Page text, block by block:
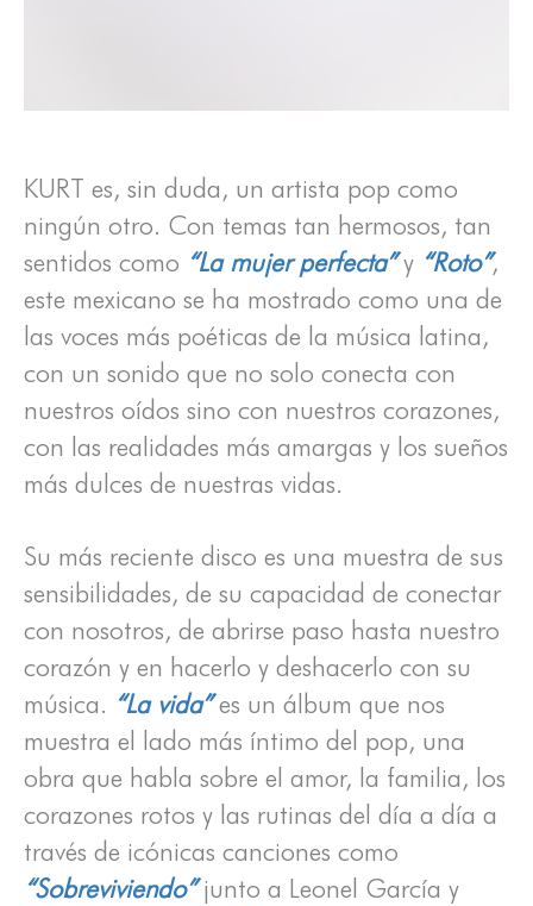
KURT es, sin duda, un artista pop como
ningún otro. Con temas tan hermosos, tan
sentidos como “La mujer perfecta”y “Roto”,
este mexicano se ha mostrado como una de
las voces más poéticas de la música latina,
con un sonido que no solo conecta con
nuestros oídos sino con nuestros corazones,
con las realidades más amargas y los sueños
más dulces de nuestras vidas.
Su más reciente disco es una muestra de sus
sensibilidades, de su capacidad de conectar
con nosotros, de abrirse paso hasta nuestro
corazón y en hacerlo y deshacerlo con su
música. “La vida”es un álbum que nos
muestra el lado más íntimo del pop, una
obra que habla sobre el amor, la familia, los
corazones rotos y las rutinas del día a día a
través de icónicas canciones como
“Sobreviviendo”junto a Leonel García y